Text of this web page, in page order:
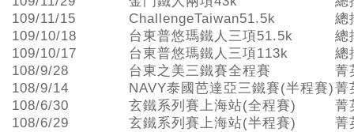
109/11/15
ChallengeTaiwan51.5k
總
109/10/18
台東普悠瑪鐵人三項51.5k
總
109/10/17
台東普悠瑪鐵人三項113k
總
108/9/28
台東之美三鐵賽全程賽
菁
108/9/14
NAVY泰國芭達亞三鐵賽(半程賽)菁
108/6/30
玄鐵系列賽上海站(全程賽)
菁
108/6/29
玄鐵系列賽上海站(半程賽)
菁